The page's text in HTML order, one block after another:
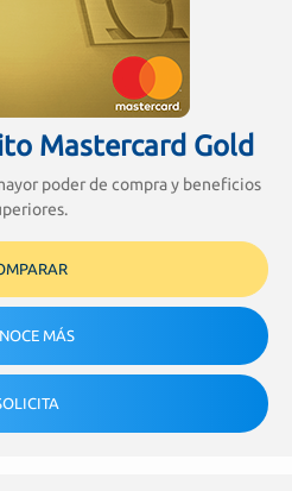
Mastercard Gold
poder de compra y beneficios
MÁS